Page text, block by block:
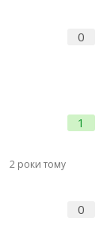
0
1
2 роки тому
0